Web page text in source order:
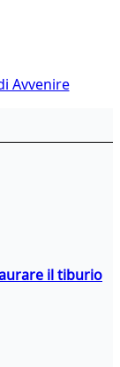
Avvenire
il tiburio